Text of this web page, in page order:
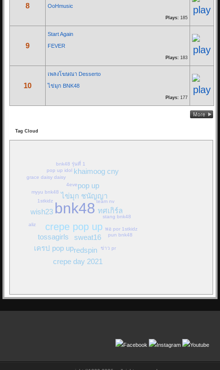
ถึงช่วงเวลาบีบหัวใจเมื่อทั้ง 5 วงมารวมพลหน้า
เวทีรอฟังการประกาศผล โดยวงเมทัลหญิงล้วน
คว้าแชมป์สุดยอดวงดนตรี “
est Cola Presents HOTWAVE MUSIC
AWARDS2023” ไปครองได้สำเร็จรับเงิน
และยังได้ออกผลงานซิงเกิ้ลและ
ภายใต้สังกัดATIMEและได้ขึ้นแสดงสดบนเวที
เทศกาลดนตรีใจกลางกรุงเทพฯ
presents Monster Music Festival”
Have you Heard?ยังคว้ารางวัล
ONLINE VIEWรับเงินรางวัล 20
และรางวัล
AWESOME BAND
30,000 บาท พร้อมถ้วยรางวัล และยังรับสิทธิ์
Fast Trackเข้ารอบ Final Audition
ฝึกหัดของGMM GRAMMY
By: OoHmusic
วิจารณ์กันหน่อยครับ น้องเขาแต่งเอง ทั้งคำร้องทำนอง เสียงคลิปอาจไม่
25/11/18 08:21:12
จากคนธรรมดาที่ดูไม่มีค่ามากมาย
และไม่ใช่คนสำคัญสำหรับใคร...
Re: SNAP - INK...
OoHmusic
synthesizer pop เสียงอิ้งค์หวานมาก ดนตรีใสๆฟังก่อนนอนฝันหวานทั้งคืน
8
OoHmusic
Plays: 185
9
Start Again
FEVER
Plays: 183
10
เพลงโฆษณา Desserto
ไข่มุก BNK48
Plays: 177
Tag Cloud
bnk48
crepe pop up
sweat16
ไข่มุก ชนัญญา
redspin
pop up
tossagirls
crepe day 2021
เครป pop up
ทศเกิร์ล
wish23
khaimoog cny
1stkidz
grace daisy daisy
team nv
พอ por 1stkidz
myyu bnk48
stang bnk48
pun bnk48
ข่าว pr
pop up idol
4eve
aliz
bnk48 รุ่นที่ 1